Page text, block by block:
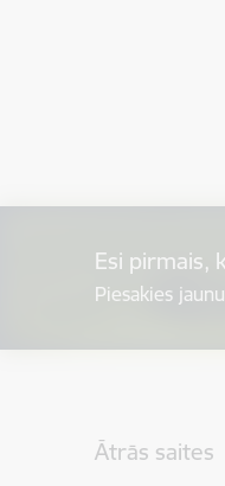
Esi pirmais,
Piesakies
Ātrās saites